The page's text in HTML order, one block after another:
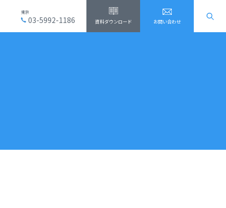
東京
03-5992-1186 資料ダウンロード お問い合わせ